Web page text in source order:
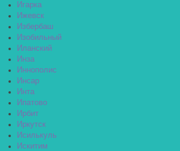
Игарка
Ижевск
Избербаш
Изобильный
Иланский
Инза
Иннополис
Инсар
Инта
Ипатово
Ирбит
Иркутск
Исилькуль
Искитим